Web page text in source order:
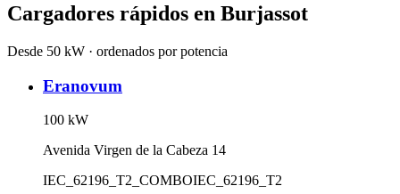
Cargadores rápidos en Burjassot
Desde 50 kW · ordenados por potencia
Eranovum
100 kW
Avenida Virgen de la Cabeza 14
IEC_62196_T2_COMBOIEC_62196_T2